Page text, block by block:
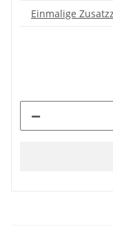
Einmalige